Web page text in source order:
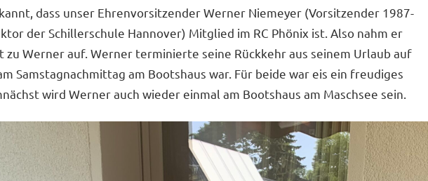
dass unser Ehrenvorsitzender Werner Niemeyer (Vorsitzender 1987-
der Schillerschule Hannover) Mitglied im RC Phönix ist. Also nahm er
Werner auf. Werner terminierte seine Rückkehr aus seinem Urlaub auf
Samstagnachmittag am Bootshaus war. Für beide war eis ein freudiges
wird Werner auch wieder einmal am Bootshaus am Maschsee sein.